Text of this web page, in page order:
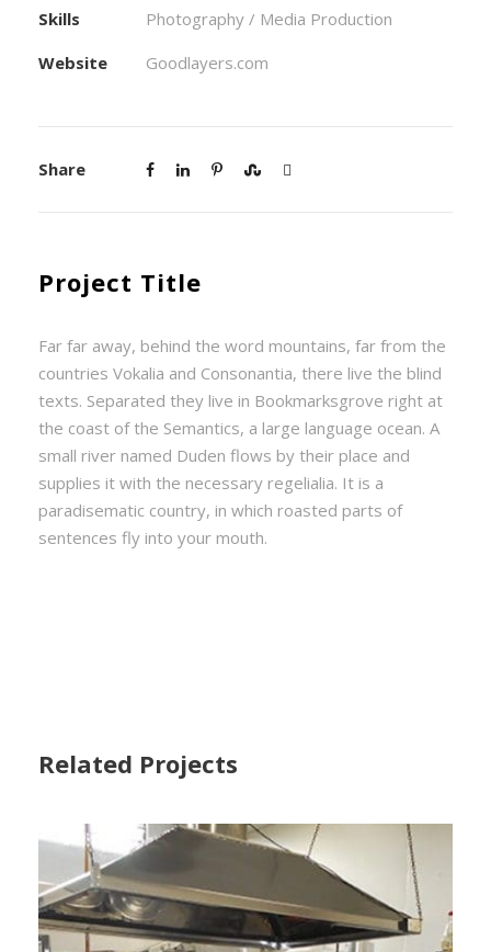
Skills
Photography / Media Production
Website
Goodlayers.com
Share
Project Title
Far far away, behind the word mountains, far from the
countries Vokalia and Consonantia, there live the blind
texts. Separated they live in Bookmarksgrove right at
the coast of the Semantics, a large language ocean. A
small river named Duden flows by their place and
supplies it with the necessary regelialia. It is a
paradisematic country, in which roasted parts of
sentences fly into your mouth.
Related Projects